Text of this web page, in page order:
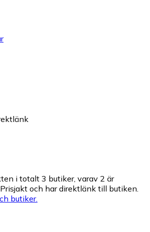
i totalt 3 butiker, varav 2 är
och har direktlänk till butiken.
butiker.